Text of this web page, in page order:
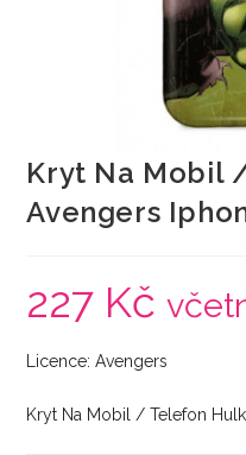
Kryt Na Mobil
Avengers
227 Kč
Licence: Avengers
Kryt Na Mobil / Telefon